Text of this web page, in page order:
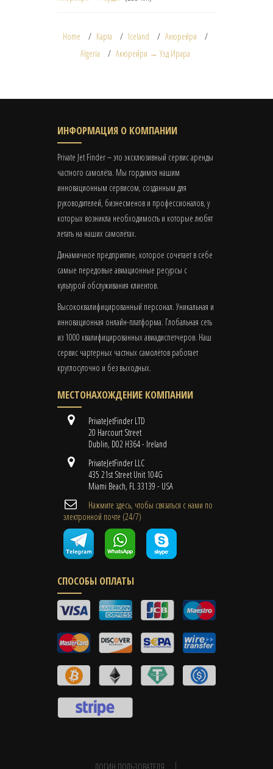
Home Карта Iceland
Акюрейри
Algeria
Акюрейри → Уэд Ирара
ИНФОРМАЦИЯ О КОМПАНИИ
Private Jet Finder – это эксклюзивный сервис аренды
частного самолёта. Мы гордимся нашим
инновационным сервисом, созданным для
руководителей, бизнесменов и профессионалов, у
которых возникла необходимость и которые любят
летать на наших самолётах.
Динамичное предприятие, которое сочетает в себе
самые передовые авиационные ресурсы с
культурой обслуживания клиентов.
Высококвалифицированный персонал. Уникальная и
инновационная онлайн-платформа. Глобальная сеть
из 1000 квалифицированных авиадиспетчеров. Наш
сервис чартерных частных самолётов работает
круглосуточно и без выходных.
МЕСТОНАХОЖДЕНИЕ КОМПАНИИ
PrivateJetFinder LTD
20 Harcourt Street
Dublin, D02 H364 - Ireland
PrivateJetFinder LLC
435 21st Street Unit 104G
Miami Beach, FL 33139 - USA
Нажмите здесь, чтобы связаться с нами по
электронной почте (24/7)
СПОСОБЫ ОПЛАТЫ
ЛОГИН ПОЛЬЗОВАТЕЛЯ